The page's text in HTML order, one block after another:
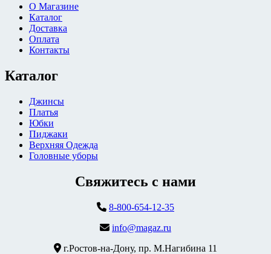
О Магазине
Каталог
Доставка
Оплата
Контакты
Каталог
Джинсы
Платья
Юбки
Пиджаки
Верхняя Одежда
Головные уборы
Свяжитесь с нами
8-800-654-12-35
info@magaz.ru
г.Ростов-на-Дону, пр. М.Нагибина 11